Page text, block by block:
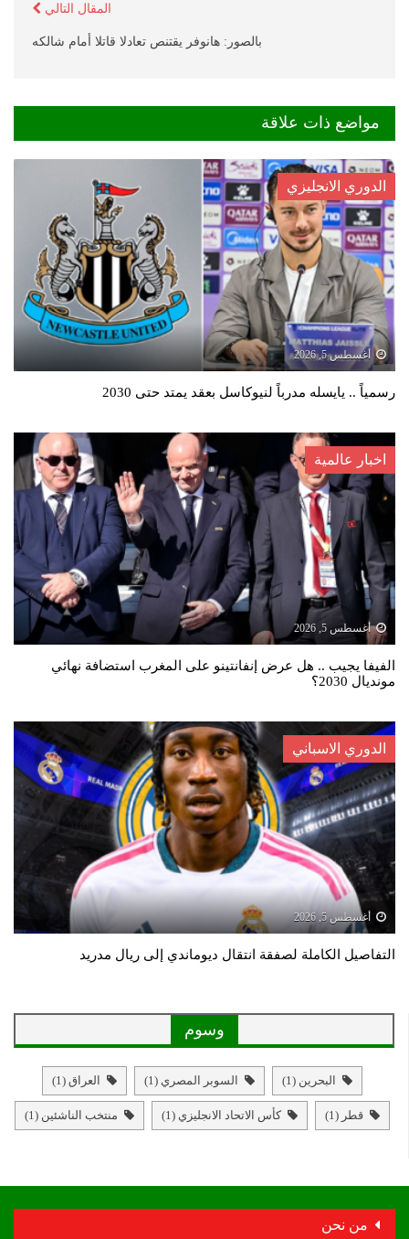
المقال التالي
بالصور: هانوفر يقتنص تعادلا قاتلا أمام شالكه
مواضع ذات علاقة
الدوري الانجليزي
أغسطس 5, 2026
رسمياً .. يايسله مدرباً لنيوكاسل بعقد يمتد حتى 2030
اخبار عالمية
أغسطس 5, 2026
الفيفا يجيب .. هل عرض إنفانتينو على المغرب استضافة نهائي
مونديال 2030؟
الدوري الاسباني
أغسطس 5, 2026
التفاصيل الكاملة لصفقة انتقال ديوماندي إلى ريال مدريد
وسوم
البحرين (1) السوبر المصري (1) العراق (1)
قطر (1) كأس الاتحاد الانجليزي (1) منتخب الناشئين (1)
من نحن